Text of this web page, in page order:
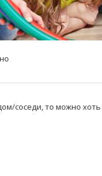
соседи, то можно